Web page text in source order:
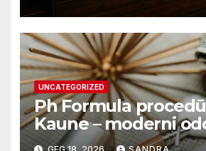
UNCATEGORIZED
Ph Formula
Kaune – moderni
atnaujinimo sistema